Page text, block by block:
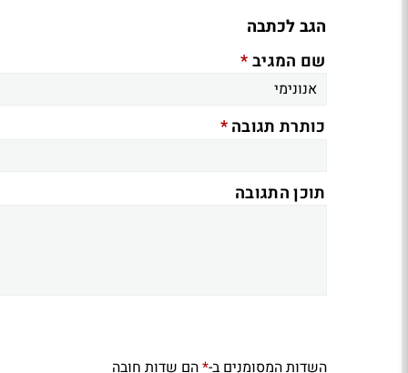
הגב לכתבה
שם המגיב*
כותרת תגובה*
תוכן התגובה
השדות המסומנים ב-*הם שדות חובה